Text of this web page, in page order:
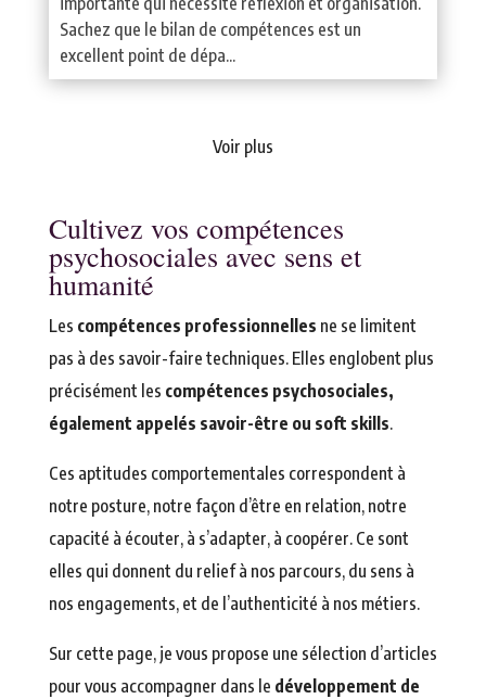
Sachez que le bilan de compétences est un
excellent point de dépa...
Voir plus
Cultivez vos compétences
psychosociales avec sens et
humanité
Les compétences professionnelles ne se limitent
pas à des savoir-faire techniques. Elles englobent plus
précisément les compétences psychosociales,
également appelés savoir-être ou soft skills.
Ces aptitudes comportementales correspondent à
notre posture, notre façon d’être en relation, notre
capacité à écouter, à s’adapter, à coopérer. Ce sont
elles qui donnent du relief à nos parcours, du sens à
nos engagements, et de l’authenticité à nos métiers.
Sur cette page, je vous propose une sélection d’articles
pour vous accompagner dans le développement de